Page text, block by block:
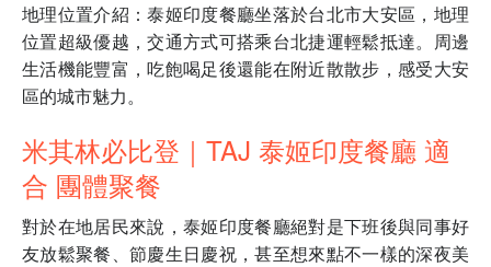
地理位置介紹：泰姬印度餐廳坐落於台北市大安區，地理
位置超級優越，交通方式可搭乘台北捷運輕鬆抵達。周邊
生活機能豐富，吃飽喝足後還能在附近散散步，感受大安
區的城市魅力。
米其林必比登｜TAJ 泰姬印度餐廳 適
合 團體聚餐
對於在地居民來說，泰姬印度餐廳絕對是下班後與同事好
友放鬆聚餐、節慶生日慶祝，甚至想來點不一樣的深夜美